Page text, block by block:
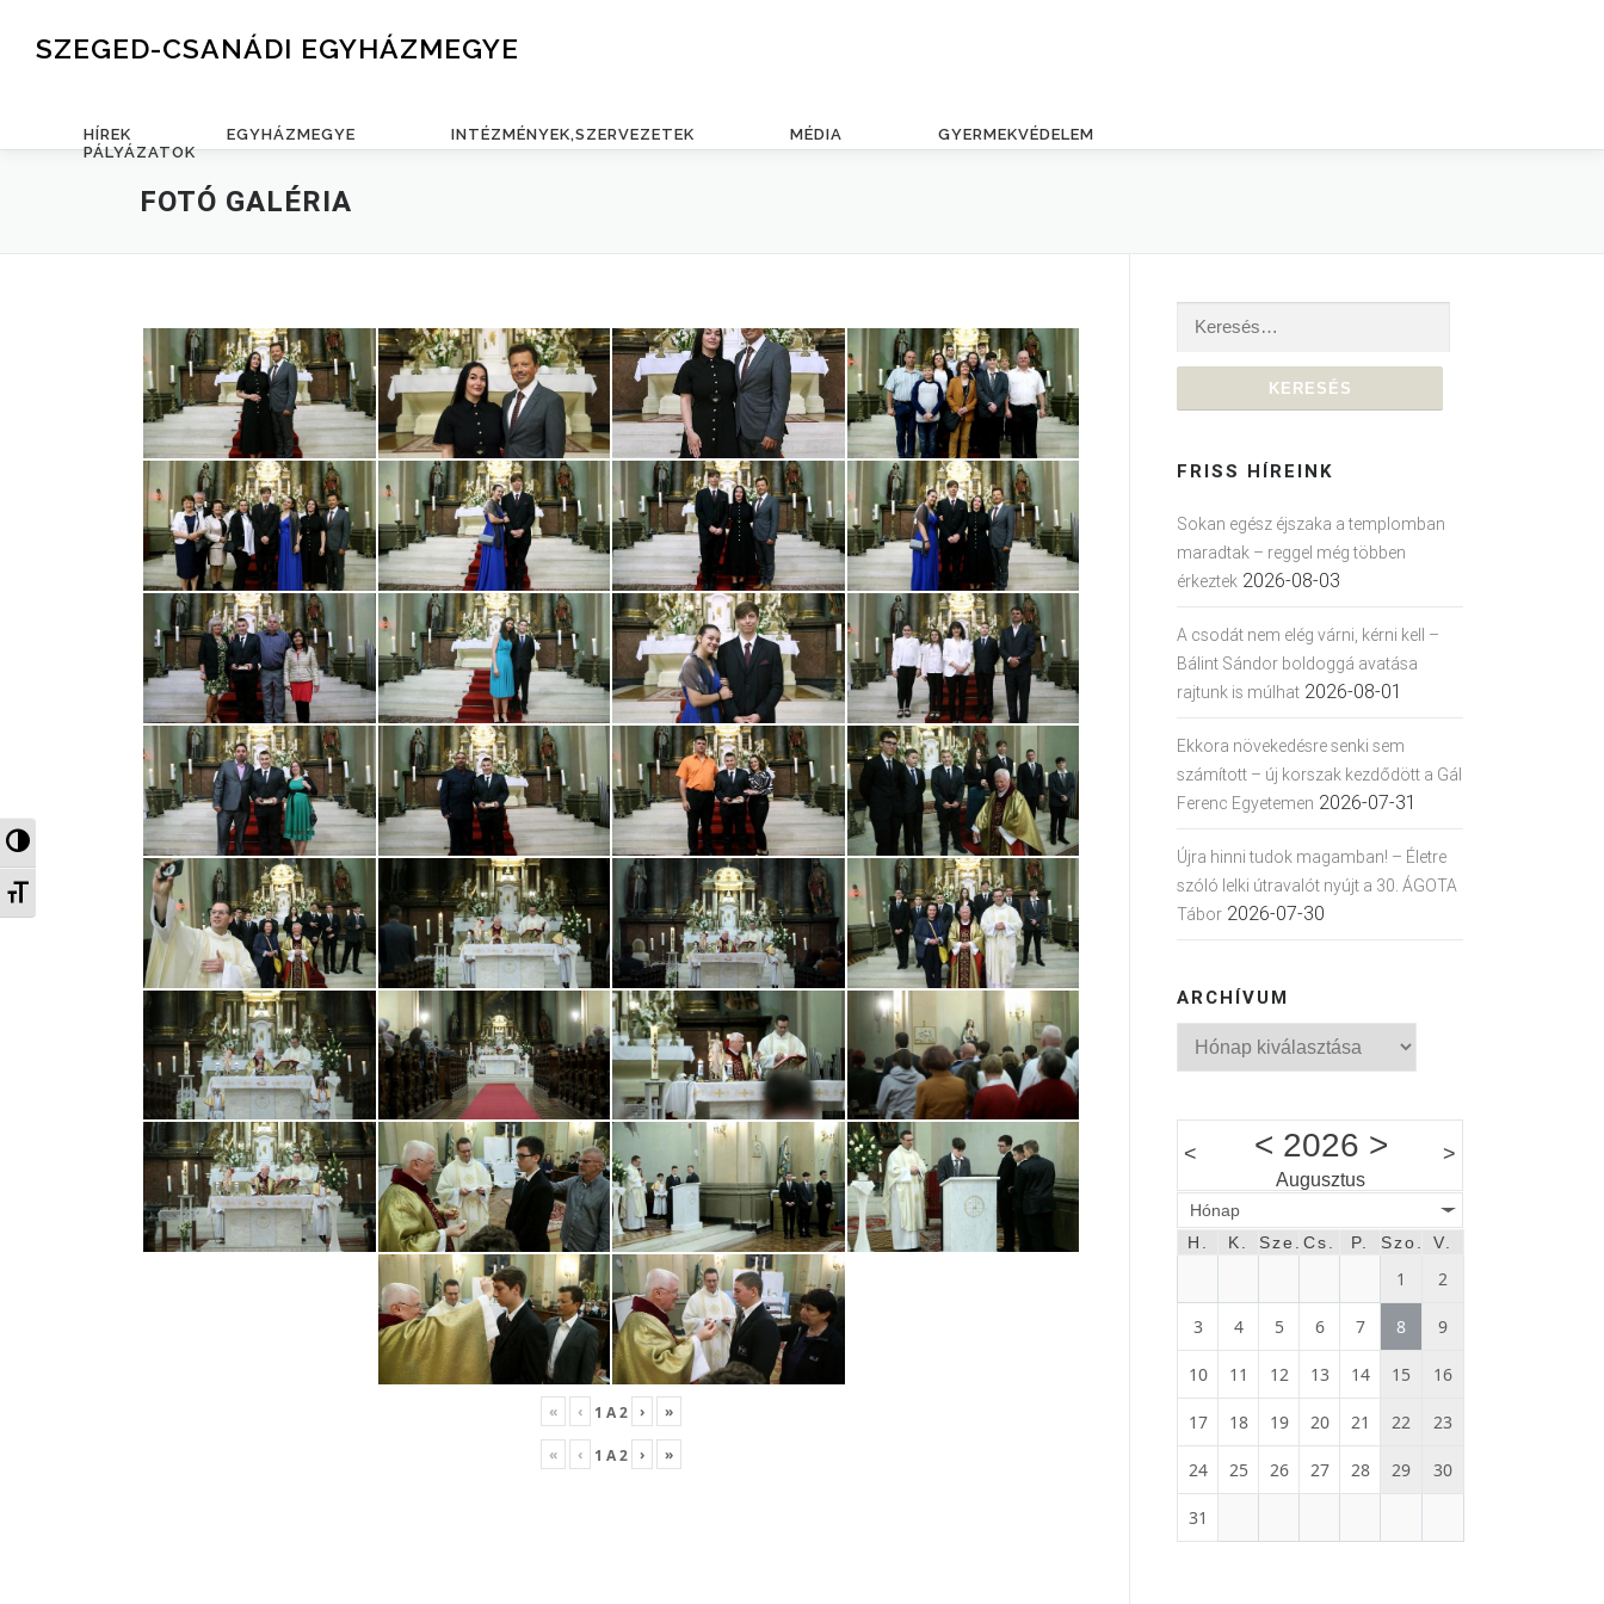
Nagy kontraszt váltása
Betűméret váltása
SZEGED-CSANÁDI EGYHÁZMEGYE
HÍREK EGYHÁZMEGYE INTÉZMÉNYEK,SZERVEZETEK MÉDIA
GYERMEKVÉDELEM
PÁLYÁZATOK
FOTÓ GALÉRIA
« ‹ 1 A2 › »
« ‹ 1 A2 › »
Keresés:
FRISS HÍREINK
Sokan egész éjszaka a templomban
maradtak – reggel még többen
érkeztek 2026-08-03
A csodát nem elég várni, kérni kell –
Bálint Sándor boldoggá avatása
rajtunk is múlhat 2026-08-01
Ekkora növekedésre senki sem
számított – új korszak kezdődött a Gál
Ferenc Egyetemen 2026-07-31
Újra hinni tudok magamban! – Életre
szóló lelki útravalót nyújt a 30. ÁGOTA
Tábor 2026-07-30
ARCHÍVUM
Archívum
< < 2026 >
Augusztus
>
Hónap
H.
K. Sze. Cs. P. Szo. V.
1 2
3 4 5 6 7 8 9
10 11 12 13 14 15 16
17 18 19 20 21 22 23
24 25 26 27 28 29 30
31